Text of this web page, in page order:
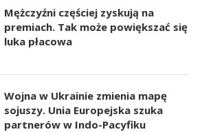
Mężczyźni częściej zyskują na
premiach. Tak może powiększać się
luka płacowa
Wojna w Ukrainie zmienia mapę
sojuszy. Unia Europejska szuka
partnerów w Indo-Pacyfiku